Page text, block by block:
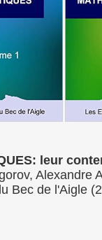
leur
Alexandre
Bec de l'Aigle